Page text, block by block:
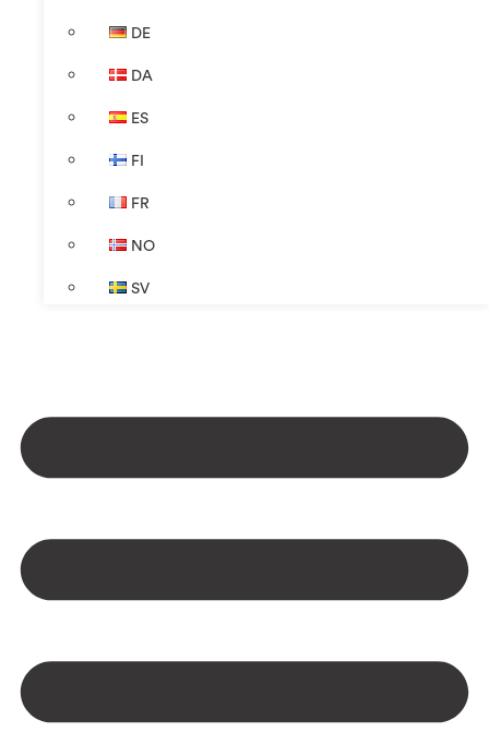
DE
DA
ES
FI
FR
NO
SV